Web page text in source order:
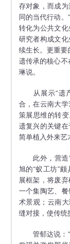
存对象，而成
同的当代行动。
转化为公共文
研究者构成文
续生长。更重要
遗传承的核心不
琳说。
从展示“遗产
合，在云南大
策展思维的转
遗复兴的关键
简单植入外来艺
此外，营造“
旭的“蚁工坊”
展框架，将废
一个集陶艺、
术景观；云南
缝对接，使传统
管郁达说：“